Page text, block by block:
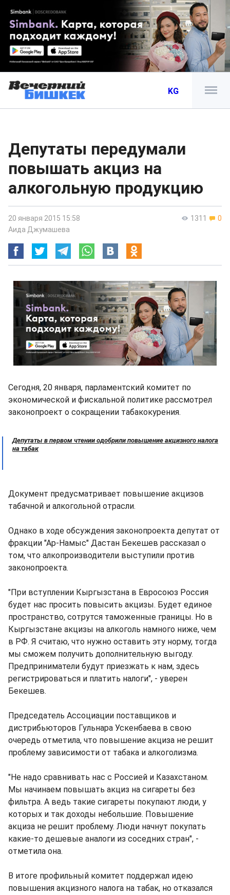
KG
Депутаты передумали
повышать акциз на
алкогольную продукцию
1311 0
20 января 2015 15:58
Аида Джумашева
Сегодня, 20 января, парламентский комитет по
экономической и фискальной политике рассмотрел
законопроект о сокращении табакокурения.
Депутаты в первом чтении одобрили повышение акцизного налога
на табак
Документ предусматривает повышение акцизов
табачной и алкогольной отрасли.
Однако в ходе обсуждения законопроекта депутат от
фракции "Ар-Намыс" Дастан Бекешев рассказал о
том, что алкопроизводители выступили против
законопроекта.
"При вступлении Кыргызстана в Евросоюз Россия
будет нас просить повысить акцизы. Будет единое
пространство, сотрутся таможенные границы. Но в
Кыргызстане акцизы на алкоголь намного ниже, чем
в РФ. Я считаю, что нужно оставить эту норму, тогда
мы сможем получить дополнительную выгоду.
Предприниматели будут приезжать к нам, здесь
регистрироваться и платить налоги", - уверен
Бекешев.
Председатель Ассоциации поставщиков и
дистрибьюторов Гульнара Ускенбаева в свою
очередь отметила, что повышение акциза не решит
проблему зависимости от табака и алкоголизма.
"Не надо сравнивать нас с Россией и Казахстаном.
Мы начинаем повышать акциз на сигареты без
фильтра. А ведь такие сигареты покупают люди, у
которых и так доходы небольшие. Повышение
акциза не решит проблему. Люди начнут покупать
какие-то дешевые аналоги из соседних стран", -
отметила она.
В итоге профильный комитет поддержал идею
повышения акцизного налога на табак, но отказался